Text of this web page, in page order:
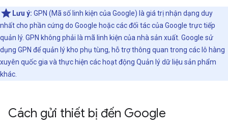
Lưu ý: GPN (Mã số linh kiện của Google) là giá trị nhận dạng duy
nhất cho phần cứng do Google hoặc các đối tác của Google trực tiếp
quản lý. GPN không phải là mã linh kiện của nhà sản xuất. Google sử
dụng GPN để quản lý kho phụ tùng, hỗ trợ thông quan trong các lô hàng
xuyên quốc gia và thực hiện các hoạt động Quản lý dữ liệu sản phẩm
khác.
Cách gửi thiết bị đến Google